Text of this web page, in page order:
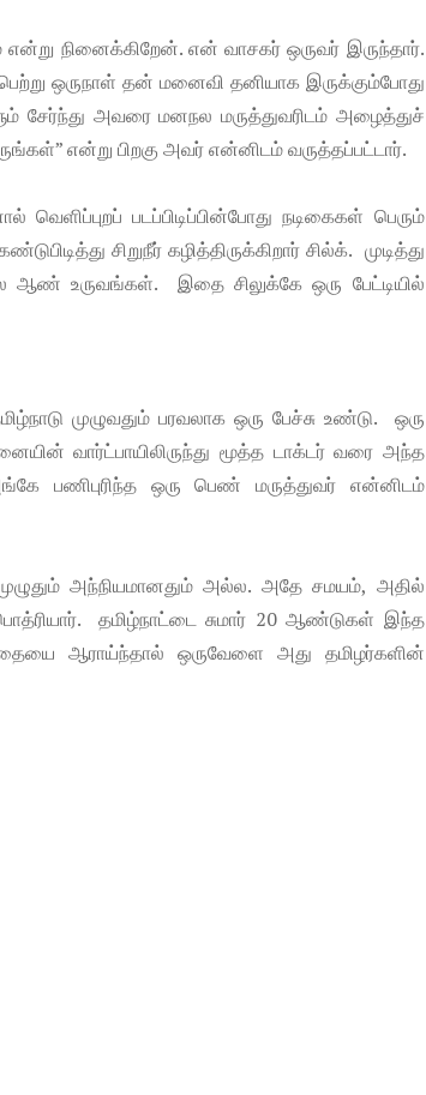
என்று நினைக்கிறேன். என் வாசகர் ஒருவர் இருந்தார்.
ஒருநாள் தன் மனைவி தனியாக இருக்கும்போது
சேர்ந்து அவரை மனநல மருத்துவரிடம் அழைத்துச்
என்று பிறகு அவர் என்னிடம் வருத்தப்பட்டார்.
படப்பிடிப்பின்போது நடிகைகள் பெரும்
சிறுநீர் கழித்திருக்கிறார் சில்க். முடித்து
பல ஆண் உருவங்கள். இதை சிலுக்கே ஒரு பேட்டியில்
முழுவதும் பரவலாக ஒரு பேச்சு உண்டு. ஒரு
வார்ட்பாயிலிருந்து மூத்த டாக்டர் வரை அந்த
பணிபுரிந்த ஒரு பெண் மருத்துவர் என்னிடம்
அந்நியமானதும் அல்ல. அதே சமயம், அதில்
தமிழ்நாட்டை சுமார் 20 ஆண்டுகள் இந்த
ஆராய்ந்தால் ஒருவேளை அது தமிழர்களின்